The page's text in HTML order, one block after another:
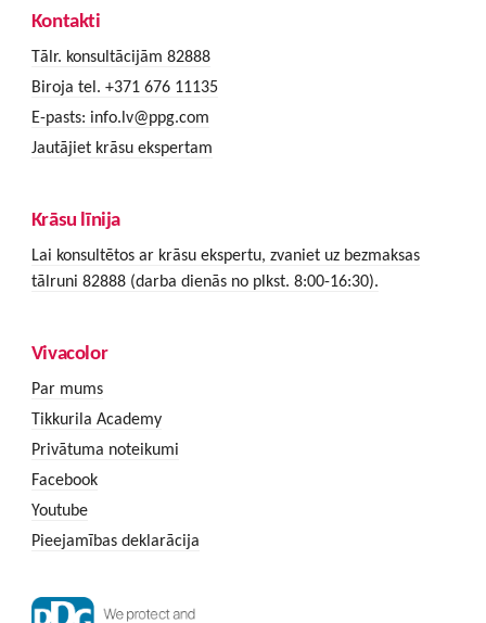
Kontakti
Tālr. konsultācijām 82888
Biroja tel. +371 676 11135
E-pasts: info.lv@ppg.com
Jautājiet krāsu ekspertam
Krāsu līnija
Lai konsultētos ar krāsu ekspertu, zvaniet uz bezmaksas
tālruni 82888 (darba dienās no plkst. 8:00-16:30).
Vivacolor
Par mums
Tikkurila Academy
Privātuma noteikumi
Facebook
Youtube
Pieejamības deklarācija